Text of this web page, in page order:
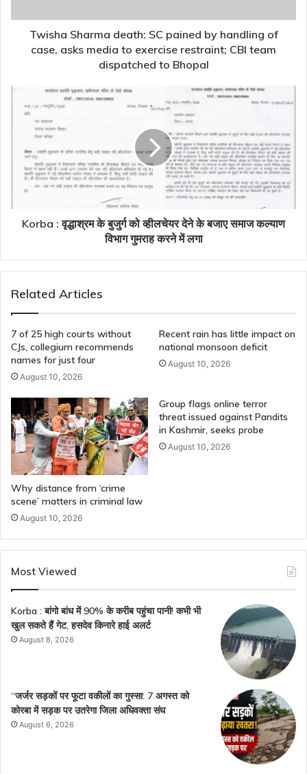
case,
media
restraint;
team
dispatched
Bhopal
Twisha Sharma death: SC pained by handling of
case, asks media to exercise restraint; CBI team
dispatched to Bhopal
वृद्धाश्रम
बुजुर्ग
व्हीलचेयर
के
बजाए
करने
Korba : वृद्धाश्रम के बुजुर्ग को व्हीलचेयर देने के बजाए समाज कल्याण
विभाग गुमराह करने में लगा
Related Articles
7 of 25 high courts without
CJs, collegium recommends
names for just four
August 10, 2026
Recent rain has little impact on
national monsoon deficit
August 10, 2026
Why distance from ‘crime
scene’ matters in criminal law
August 10, 2026
Group flags online terror
threat issued against Pandits
in Kashmir, seeks probe
August 10, 2026
Most Viewed
Korba : बांगो बांध में 90% के करीब पहुंचा पानी! कभी भी
खुल सकते हैं गेट, हसदेव किनारे हाई अलर्ट
August 8, 2026
“जर्जर सड़कों पर फूटा वकीलों का गुस्सा: 7 अगस्त को
कोरबा में सड़क पर उतरेगा जिला अधिवक्ता संघ
August 6, 2026